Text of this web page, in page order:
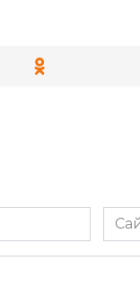
Сайт